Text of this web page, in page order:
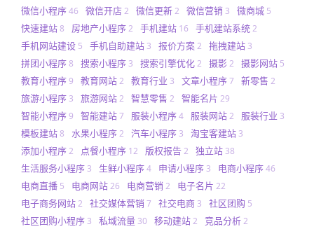
微信小程序46 微信开店2 微信更新2 微信营销 3 微商城 5
快速建站8 房地产小程序2 手机建站 16 手机建站系统2
手机网站建设 5 手机自助建站 3 报价方案2 拖拽建站 3
拼团小程序8 搜索小程序 3 搜索引擎优化2 摄影2 摄影网站 5
教育小程序9 教育网站2 教育行业 3 文章小程序7 新零售 2
旅游小程序 3 旅游网站2 智慧零售 2 智能名片 29
智能小程序9 智能建站7 服装小程序4 服装网站2 服装行业 3
模板建站8 水果小程序2 汽车小程序 3 淘宝客建站 3
添加小程序2 点餐小程序 12 版权报告2 独立站 38
生活服务小程序 3 生鲜小程序4 申请小程序 3 电商小程序46
电商直播 5 电商网站26 电商营销 2 电子名片 22
电子商务网站2 社交媒体营销 7 社交电商 3 社区团购 5
社区团购小程序 3 私域流量 30 移动建站2 竞品分析2